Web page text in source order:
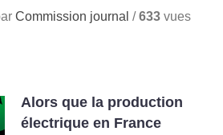
Commission journal /633 vues
Alors que la production
électrique en France